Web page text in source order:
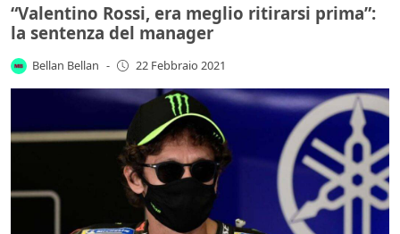
“Valentino Rossi, era meglio ritirarsi prima”:
la sentenza del manager
Bellan Bellan - 22 Febbraio 2021